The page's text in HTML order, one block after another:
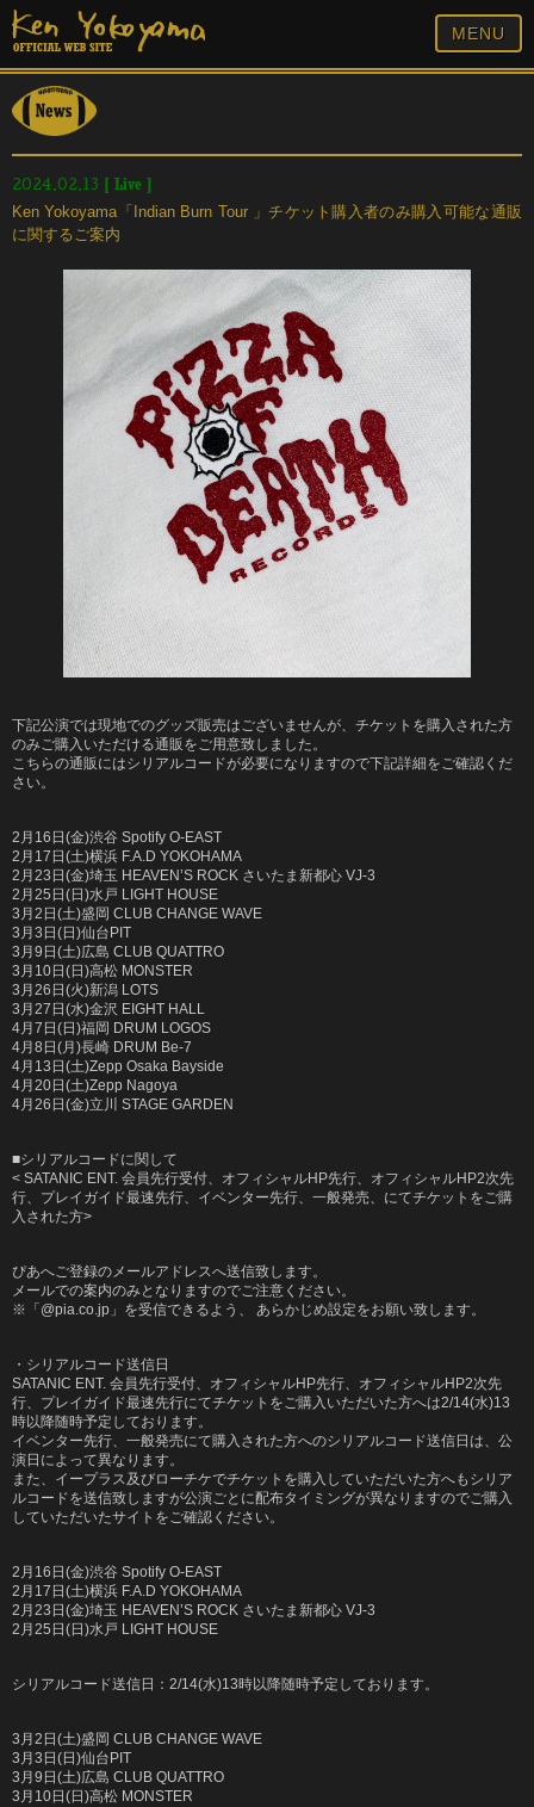
MENU
2024.02.13 [ Live ]
Ken Yokoyama「Indian Burn Tour 」チケット購入者のみ購入可能な通販
に関するご案内
下記公演では現地でのグッズ販売はございませんが、チケットを購入された方
のみご購入いただける通販をご用意致しました。
こちらの通販にはシリアルコードが必要になりますので下記詳細をご確認くだ
さい。
2月16日(金)渋谷 Spotify O-EAST
2月17日(土)横浜 F.A.D YOKOHAMA
2月23日(金)埼玉 HEAVEN’S ROCK さいたま新都心 VJ-3
2月25日(日)水戸 LIGHT HOUSE
3月2日(土)盛岡 CLUB CHANGE WAVE
3月3日(日)仙台PIT
3月9日(土)広島 CLUB QUATTRO
3月10日(日)高松 MONSTER
3月26日(火)新潟 LOTS
3月27日(水)金沢 EIGHT HALL
4月7日(日)福岡 DRUM LOGOS
4月8日(月)長崎 DRUM Be-7
4月13日(土)Zepp Osaka Bayside
4月20日(土)Zepp Nagoya
4月26日(金)立川 STAGE GARDEN
■シリアルコードに関して
< SATANIC ENT. 会員先行受付、オフィシャルHP先行、オフィシャルHP2次先
行、プレイガイド最速先行、イベンター先行、一般発売、にてチケットをご購
入された方>
ぴあへご登録のメールアドレスへ送信致します。
メールでの案内のみとなりますのでご注意ください。
※「@pia.co.jp」を受信できるよう、 あらかじめ設定をお願い致します。
・シリアルコード送信日
SATANIC ENT. 会員先行受付、オフィシャルHP先行、オフィシャルHP2次先
行、プレイガイド最速先行にてチケットをご購入いただいた方へは2/14(水)13
時以降随時予定しております。
イベンター先行、一般発売にて購入された方へのシリアルコード送信日は、公
演日によって異なります。
また、イープラス及びローチケでチケットを購入していただいた方へもシリア
ルコードを送信致しますが公演ごとに配布タイミングが異なりますのでご購入
していただいたサイトをご確認ください。
2月16日(金)渋谷 Spotify O-EAST
2月17日(土)横浜 F.A.D YOKOHAMA
2月23日(金)埼玉 HEAVEN’S ROCK さいたま新都心 VJ-3
2月25日(日)水戸 LIGHT HOUSE
シリアルコード送信日：2/14(水)13時以降随時予定しております。
3月2日(土)盛岡 CLUB CHANGE WAVE
3月3日(日)仙台PIT
3月9日(土)広島 CLUB QUATTRO
3月10日(日)高松 MONSTER